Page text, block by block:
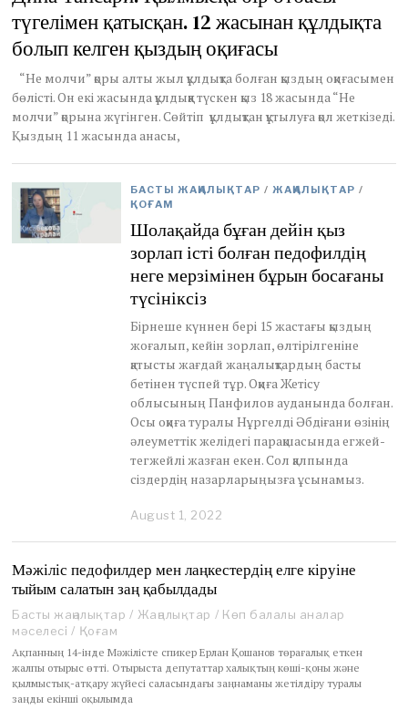
u
a
r
9
,
2
0
1
түгелімен қатысқан. 12 жасынан құлдықта
болып келген қыздың оқиғасы
“Не молчи” қоры алты жыл құлдықта болған қыздың оқиғасымен
бөлісті. Он екі жасында құлдыққа түскен қыз 18 жасында “Не
молчи” қорына жүгінген. Сөйтіп құлдықтан құтылуға қол жеткізеді.
Қыздың 11 жасында анасы,
БАСТЫ ЖАҢАЛЫҚТАР / ЖАҢАЛЫҚТАР /
ҚОҒАМ
Шолақайда бұған дейін қыз
зорлап істі болған педофилдің
неге мерзімінен бұрын босағаны
түсініксіз
Бірнеше күннен бері 15 жастағы қыздың
жоғалып, кейін зорлап, өлтірілгеніне
қатысты жағдай жаңалықтардың басты
бетінен түспей тұр. Оқиға Жетісу
облысының Панфилов ауданында болған.
Осы оқиға туралы Нұргелді Әбдіғани өзінің
әлеуметтік желідегі парақшасында егжей-
тегжейлі жазған екен. Сол қалпында
сіздердің назарларыңызға ұсынамыз.
August 1, 2022
1
2
Мәжіліс педофилдер мен лаңкестердің елге кіруіне
тыйым салатын заң қабылдады
Басты жаңалықтар / Жаңалықтар / Көп балалы аналар
мәселесі / Қоғам
Ақпанның 14-інде Мәжілісте спикер Ерлан Қошанов төрағалық еткен
жалпы отырыс өтті. Отырыста депутаттар халықтың көші-қоны және
қылмыстық-атқару жүйесі саласындағы заңнаманы жетілдіру туралы
заңды екінші оқылымда